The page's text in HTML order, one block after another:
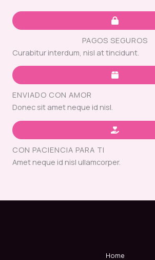
PAGOS SEGUROS
Curabitur interdum, nisl at tincidunt.
ENVIADO CON AMOR
Donec sit amet neque id nisl.
CON PACIENCIA PARA TI
Amet neque id nisl ullamcorper.
Home